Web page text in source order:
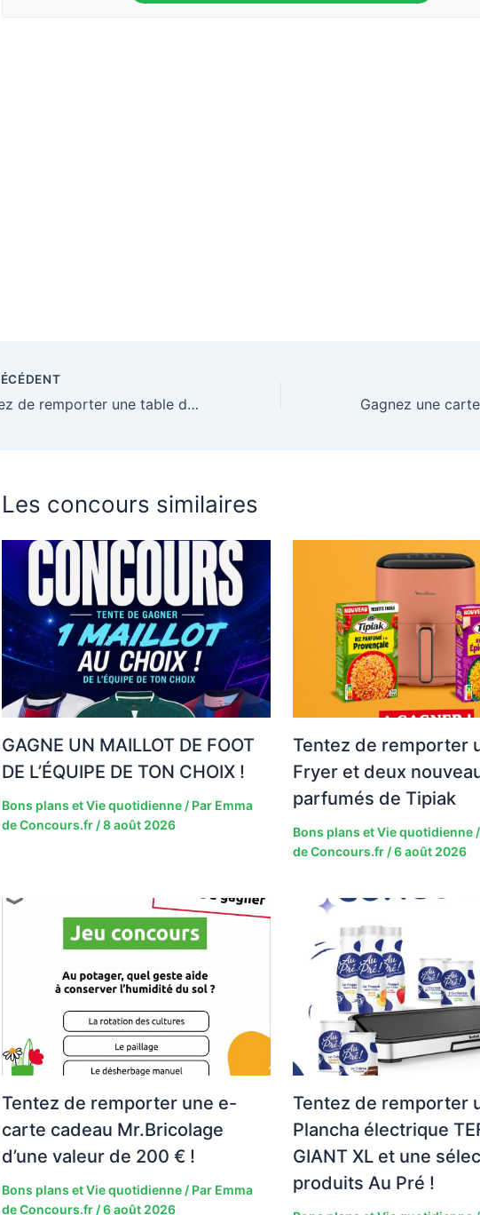
Tentez de remporter une table de ping-pong Black Code ID2 !
Les concours similaires
GAGNE UN MAILLOT DE FOOT
DE L’ÉQUIPE DE TON CHOIX !
Bons plans et Vie quotidienne / Par Emma
de Concours.fr /8 août 2026
Tentez de remporter
Fryer et deux
parfumés de Tipiak
Bons plans et Vie quotidienne/
de Concours.fr /6 août 2026
Tentez de remporter une e-
carte cadeau Mr.Bricolage
d’une valeur de 200 € !
Bons plans et Vie quotidienne / Par Emma
de Concours.fr /6 août 2026
Tentez de remporter
Plancha électrique
GIANT XL et une
produits Au Pré !